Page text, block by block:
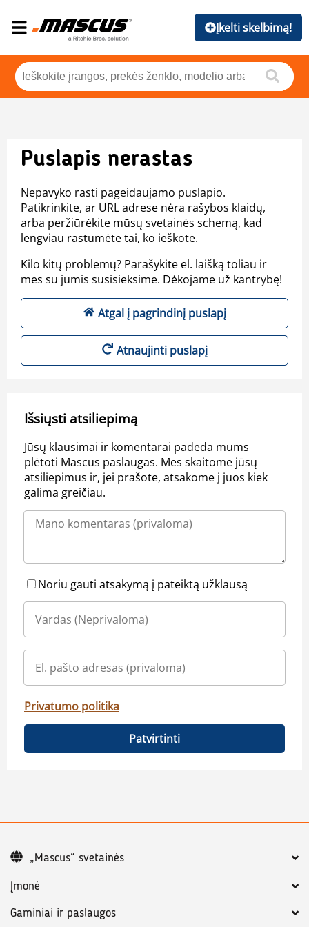
Įkelti skelbimą!
Puslapis nerastas
Nepavyko rasti pageidaujamo puslapio.
Patikrinkite, ar URL adrese nėra rašybos klaidų,
arba peržiūrėkite mūsų svetainės schemą, kad
lengviau rastumėte tai, ko ieškote.
Kilo kitų problemų? Parašykite el. laišką toliau ir
mes su jumis susisieksime. Dėkojame už kantrybę!
Atgal į pagrindinį puslapį
Atnaujinti puslapį
Išsiųsti atsiliepimą
Jūsų klausimai ir komentarai padeda mums
plėtoti Mascus paslaugas. Mes skaitome jūsų
atsiliepimus ir, jei prašote, atsakome į juos kiek
galima greičiau.
Noriu gauti atsakymą į pateiktą užklausą
Privatumo politika
Patvirtinti
Įmonė
Gaminiai ir paslaugos
„Mascus“ svetainės